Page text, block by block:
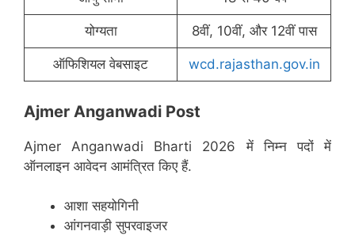
योग्यता 8वीं, 10वीं, और 12वीं पास
ऑफिशियल वेबसाइट wcd.rajasthan.gov.in
Ajmer Anganwadi Post
Ajmer Anganwadi Bharti 2026 में निम्न पदों में
ऑनलाइन आवेदन आमंत्रित किए हैं.
आशा सहयोगिनी
आंगनवाड़ी सुपरवाइजर